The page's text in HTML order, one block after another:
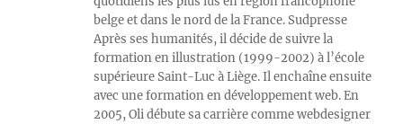
belge et dans le nord de la France. Sudpresse
Après ses humanités, il décide de suivre la
formation en illustration (1999-2002) à l’école
supérieure Saint-Luc à Liège. Il enchaîne ensuite
avec une formation en développement web. En
2005, Oli débute sa carrière comme webdesigner